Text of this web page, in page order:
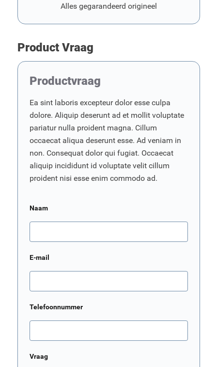
Alles gegarandeerd origineel
Product Vraag
Productvraag
Ea sint laboris excepteur dolor esse culpa
dolore. Aliquip deserunt ad et mollit voluptate
pariatur nulla proident magna. Cillum
occaecat aliqua deserunt esse. Ad veniam in
non. Consequat dolor qui fugiat. Occaecat
aliquip incididunt id voluptate velit cillum
proident nisi esse enim commodo ad.
Naam
E-mail
Telefoonnummer
Vraag